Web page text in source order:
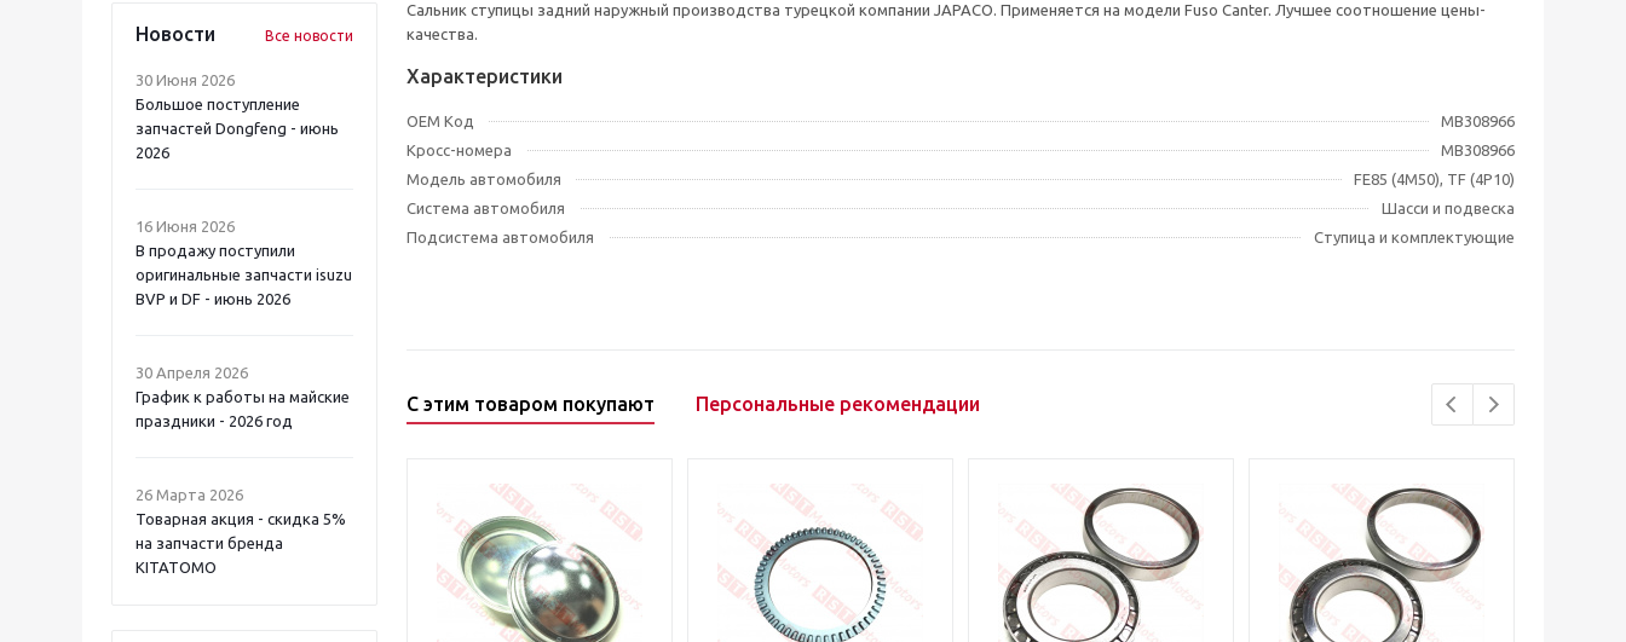
Новости Все новости
30 Июня 2026
Большое поступление
запчастей Dongfeng - июнь
2026
16 Июня 2026
В продажу поступили
оригинальные запчасти isuzu
BVP и DF - июнь 2026
30 Апреля 2026
График к работы на майские
праздники - 2026 год
26 Марта 2026
Товарная акция - скидка 5%
на запчасти бренда
KITATOMO
Сальник ступицы задний наружный производства турецкой компании JAPACO. Применяется на модели Fuso Canter. Лучшее соотношение цены-
качества.
Характеристики
OEM Код
MB308966
Кросс-номера
MB308966
Модель автомобиля
FE85 (4M50), TF (4P10)
Система автомобиля
Шасси и подвеска
Подсистема автомобиля
Ступица и комплектующие
С этим товаром покупают Персональные рекомендации